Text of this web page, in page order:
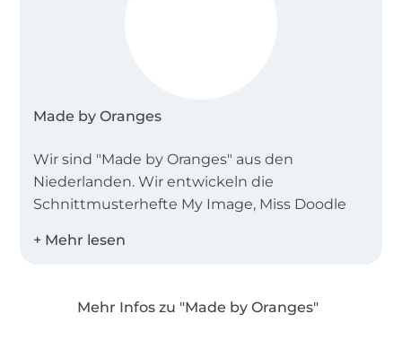
Made by Oranges
Wir sind "Made by Oranges" aus den
Niederlanden. Wir entwickeln die
Schnittmusterhefte My Image, Miss Doodle
Englisch, Niederländisch und Französisch an!
Mehr Infos zu "Made by Oranges"